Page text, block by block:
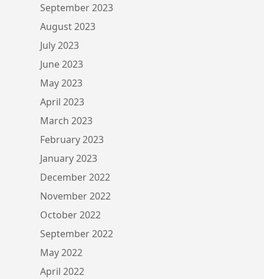
September 2023
August 2023
July 2023
June 2023
May 2023
April 2023
March 2023
February 2023
January 2023
December 2022
November 2022
October 2022
September 2022
May 2022
April 2022